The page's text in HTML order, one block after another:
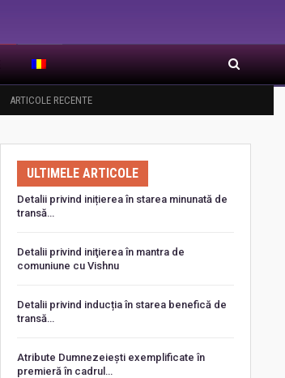
ARTICOLE RECENTE
ULTIMELE ARTICOLE
Detalii privind inițierea în starea minunată de
transă…
Detalii privind iniţierea în mantra de
comuniune cu Vishnu
Detalii privind inducția în starea benefică de
transă…
Atribute Dumnezeiești exemplificate în
premieră în cadrul…